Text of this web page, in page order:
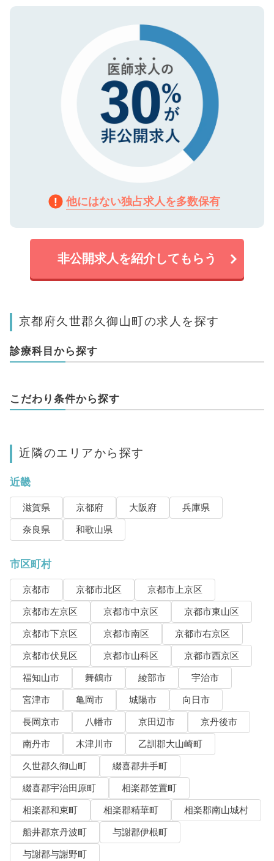
で、機密保持に関してもご安心ください。
ので、まずはご登録ください。
他にはない独占求人を多数保有
非公開求人を紹介してもらう
京都府久世郡久御山町の求人を探す
診療科目から探す
こだわり条件から探す
近隣のエリアから探す
近畿
滋賀県 京都府 大阪府
兵庫県
奈良県
和歌山県
市区町村
京都市 京都市北区
京都市上京区
京都市左京区
京都市中京区
京都市東山区
京都市下京区
京都市南区
京都市右京区
京都市伏見区
京都市山科区
京都市西京区
福知山市
舞鶴市 綾部市
宇治市
宮津市
亀岡市 城陽市
向日市
長岡京市
八幡市 京田辺市
京丹後市
南丹市
木津川市
乙訓郡大山崎町
久世郡久御山町
綴喜郡井手町
綴喜郡宇治田原町
相楽郡笠置町
相楽郡和束町
相楽郡精華町
相楽郡南山城村
船井郡京丹波町
与謝郡伊根町
与謝郡与謝野町